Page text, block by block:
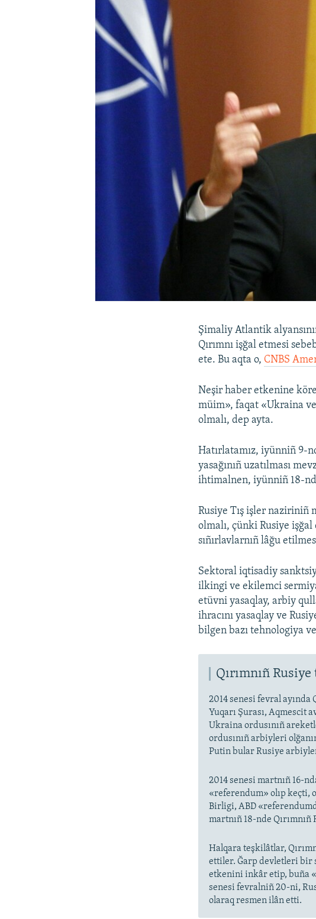
Şimaliy Atlantik
Qırımnı işğal etmesi
ete. Bu aqta o, CNBS
Neşir haber etkenine
müim», faqat «Ukraina
olmalı, dep ayta.
Hatırlatamız, iyünniñ 9-
yasağınıñ uzatılması
ihtimalnen, iyünniñ 18-
Rusiye Tış işler naziriniñ
olmalı, çünki Rusiye
sıñırlavlarnıñ lâğu
Sektoral iqtisadiy
ilkingi ve ekilemci
etüvni yasaqlay, arbiy
ihracını yasaqlay ve
bilgen bazı tehnologiya
Qırımnıñ
2014 senesi fevral ayında
Yuqarı Şurası, Aqmescit
Ukraina ordusınıñ
ordusınıñ arbiyleri
Putin bular Rusiye
2014 senesi martnıñ 16-
«referendum» olıp keçti,
Birligi, ABD
martnıñ 18-nde
Halqara teşkilâtlar,
ettiler. Ğarp devletleri bir
etkenini inkâr etip, buña
senesi fevralniñ 20-ni,
olaraq resmen ilân etti.